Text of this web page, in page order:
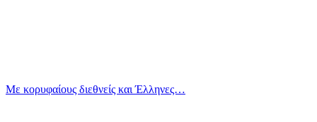
Με κορυφαίους διεθνείς και Έλληνες…